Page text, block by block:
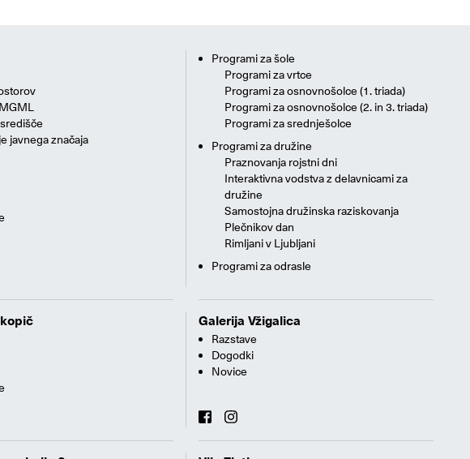
javnega značaja
Programi za šole
Programi za vrtce
Programi za osnovnošolce (1. triada)
Programi za osnovnošolce (2. in 3. triada)
Programi za srednješolce
Programi za družine
Praznovanja rojstni dni
Interaktivna vodstva z delavnicami za
družine
Samostojna družinska raziskovanja
Plečnikov dan
Rimljani v Ljubljani
Programi za odrasle
Galerija Vžigalica
Razstave
Dogodki
Novice